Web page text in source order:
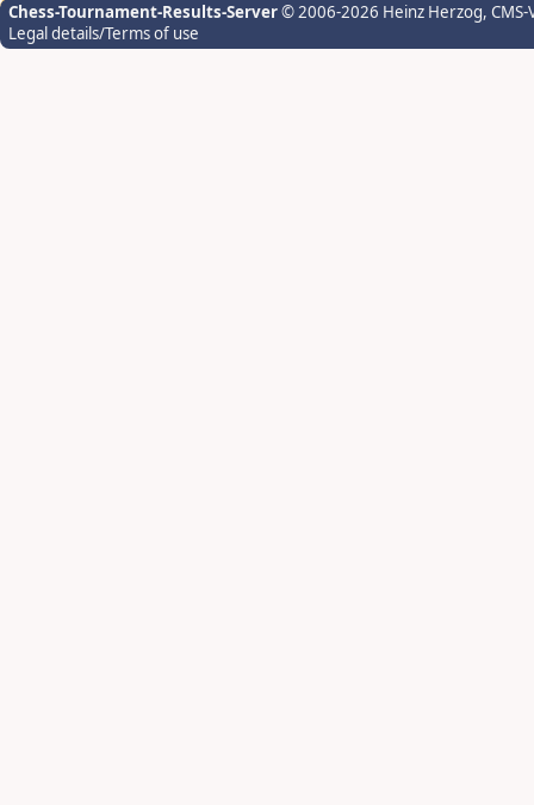
Chess-Tournament-Results-Server© 2006-2026 Heinz Herzog,
Legal details/Terms of use